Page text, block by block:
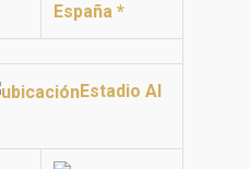
España *
Estadio Al